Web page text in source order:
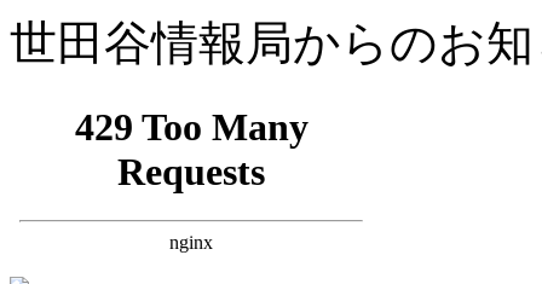
世田谷情報局からのお